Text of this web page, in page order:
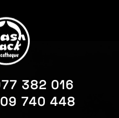
382 016
740 448